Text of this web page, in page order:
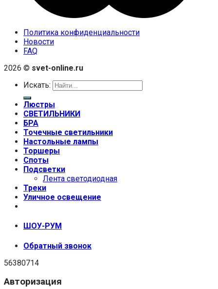
Политика конфиденциальности
Новости
FAQ
2026 © svet-online.ru
Искать:
Люстры
СВЕТИЛЬНИКИ
БРА
Точечные светильники
Настольные лампы
Торшеры
Споты
Подсветки
Лента светодиодная
Треки
Уличное освещение
ШОУ-РУМ
Обратный звонок
56380714
Авторизация